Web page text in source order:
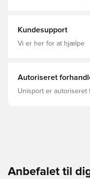
Kundesupport
Vi er her for at hjælpe
Autoriseret
Unisport er autoriseret
Anbefalet til